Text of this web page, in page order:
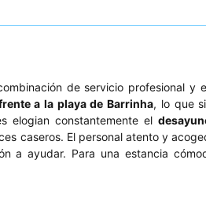
de servicio profesional y
a la playa de Barrinha, lo que
elogian constantemente el
caseros. El personal atento y
a ayudar. Para una estancia